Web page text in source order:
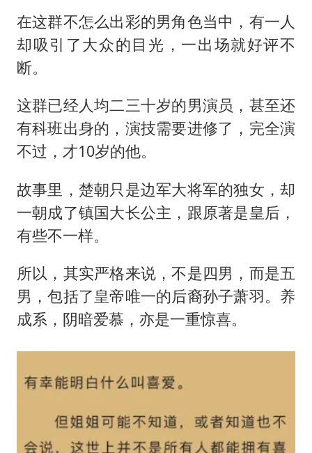
在这群不怎么出彩的男角色当中，有一人
却吸引了大众的目光，一出场就好评不
断。
这群已经人均二三十岁的男演员，甚至还
有科班出身的，演技需要进修了，完全演
不过，才10岁的他。
故事里，楚朝只是边军大将军的独女，却
一朝成了镇国大长公主，跟原著是皇后，
有些不一样。
所以，其实严格来说，不是四男，而是五
男，包括了皇帝唯一的后裔孙子萧羽。养
成系，阴暗爱慕，亦是一重惊喜。